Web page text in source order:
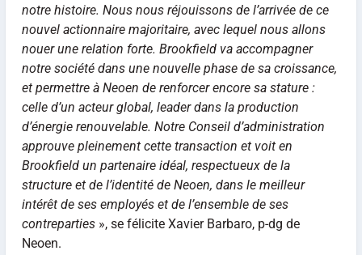
notre histoire. Nous nous réjouissons de l’arrivée de ce
nouvel actionnaire majoritaire, avec lequel nous allons
nouer une relation forte. Brookfield va accompagner
notre société dans une nouvelle phase de sa croissance,
et permettre à Neoen de renforcer encore sa stature :
celle d’un acteur global, leader dans la production
d’énergie renouvelable. Notre Conseil d’administration
approuve pleinement cette transaction et voit en
Brookfield un partenaire idéal, respectueux de la
structure et de l’identité de Neoen, dans le meilleur
intérêt de ses employés et de l’ensemble de ses
contreparties», se félicite Xavier Barbaro, p-dg de
Neoen.